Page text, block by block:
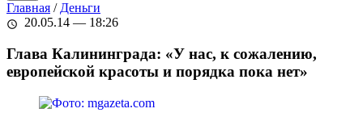
Главная / Деньги
schedule 20.05.14 — 18:26
Глава Калининграда: «У нас, к сожалению,
европейской красоты и порядка пока нет»